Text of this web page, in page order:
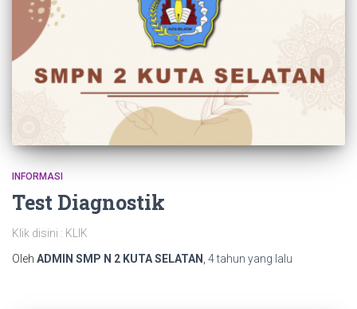
INFORMASI
Test Diagnostik
Klik disini : KLIK
Oleh ADMIN SMP N 2 KUTA SELATAN 4 tahun yang lalu